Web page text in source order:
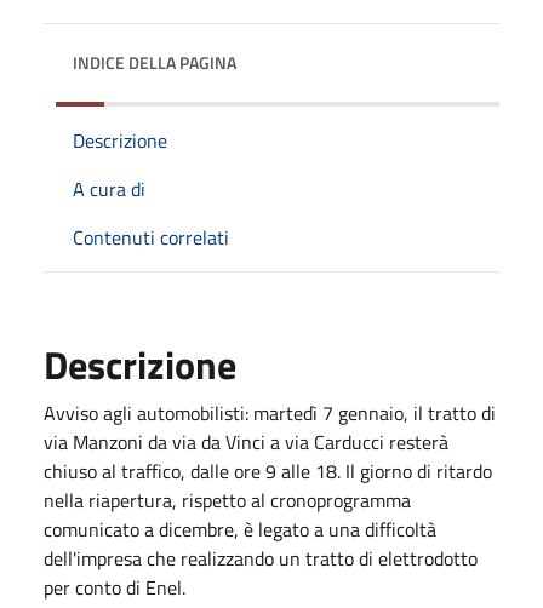
INDICE DELLA PAGINA
Descrizione
A cura di
Contenuti correlati
Descrizione
Avviso agli automobilisti: martedì 7 gennaio, il tratto di
via Manzoni da via da Vinci a via Carducci resterà
chiuso al traffico, dalle ore 9 alle 18. Il giorno di ritardo
nella riapertura, rispetto al cronoprogramma
comunicato a dicembre, è legato a una difficoltà
dell'impresa che realizzando un tratto di elettrodotto
per conto di Enel.